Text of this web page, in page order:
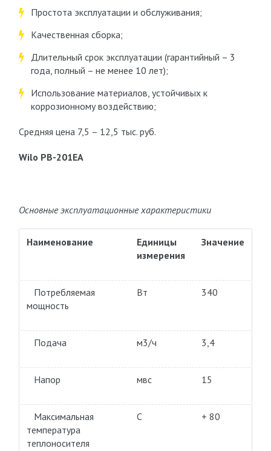
Простота эксплуатации и обслуживания;
Качественная сборка;
Длительный срок эксплуатации (гарантийный – 3
года, полный – не менее 10 лет);
Использование материалов, устойчивых к
коррозионному воздействию;
Средняя цена 7,5 – 12,5 тыс. руб.
Wilo PB-201EA
Основные эксплуатационные характеристики
Наименование
Единицы
измерения
Значение
Потребляемая
мощность
Вт 340
Подача м3/ч 3,4
Напор мвс 15
Максимальная
температура
теплоносителя
С + 80